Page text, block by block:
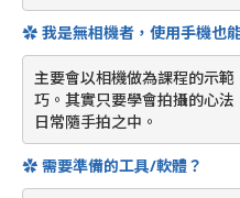
✿ 我是無相機者，使用手機也
主要會以相機做為課程的示
巧。其實只要學會拍攝的心
日常隨手拍之中。
✿ 需要準備的工具/軟體？